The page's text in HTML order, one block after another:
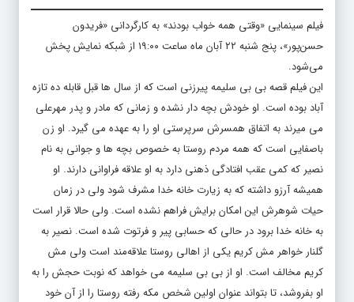
فیلم سینمایی «وقتی همه خواب بودند» به کارگردانی «فریدون
حسن‌پور»، پنج شنبه ۲۲ آبان ماه ساعت ۱۹:۰۰ از شبکه نمایش پخش
می‌شود.
این فیلم قصه بی بی سلیمه پیرزنی است که از سال ها قبل قابله ده تازه
آباد بوده است. او خودش بچه دار نشده و زمانی که مادر و پدر مهرعلی
می میرند به اتفاق همسرش سرپرستی او را به عهده می گیرد. او زن
باصفایی است که همه مردم روستا به خصوص بچه ها و جوانی به نام
نصیر که کمی عقب افتادگی ذهنی دارد به او علاقه فراوانی دارند. او
همیشه آرزو داشته که به زیارت خانه خدا مشرف شود ولی در زمان
حیات شوهرش این امکان برایش فراهم نشده است. ولی حالا قرار است
به خانه خدا برود در حالی که حسابی پیر و فرتوت شده است. نصیر به
گلنار خواهر مش کریم یکی از اهالی روستا علاقه‌مند است ولی مش
کریم مخالف است. او از بی بی سلیمه می خواهد که نوبت حجش را به
او بفروشد، تا بتواند عنوان اولین شخص مکه رفته روستا را از آن خود